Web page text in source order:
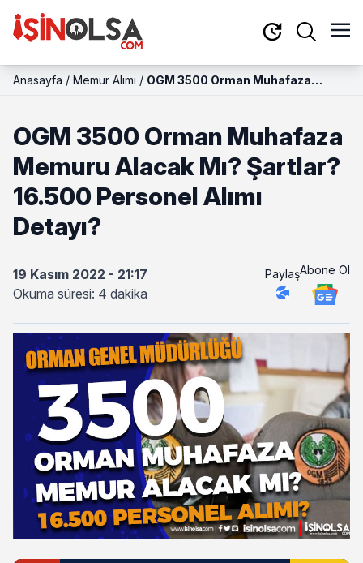
Anasayfa / Memur Alımı / OGM 3500 Orman Muhafaza
OGM 3500 Orman Muhafaza
Memuru Alacak Mı? Şartlar?
16.500 Personel Alımı
Detayı?
19 Kasım 2022 - 21:17
Okuma süresi: 4 dakika
PaylaşAbone Ol